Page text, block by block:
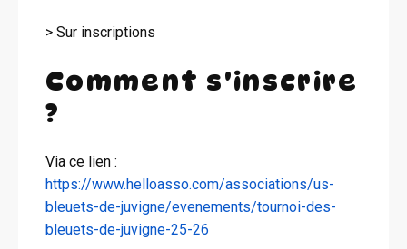
> Sur inscriptions
Comment s'inscrire
?
Via ce lien :
https://www.helloasso.com/associations/us-
bleuets-de-juvigne/evenements/tournoi-des-
bleuets-de-juvigne-25-26